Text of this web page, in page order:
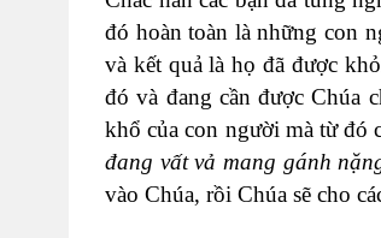
đó hoàn toàn là những con
và kết quả là họ đã được
đó và đang cần được Chúa
khổ của con người mà từ đó
đang vất vả mang gánh
vào Chúa, rồi Chúa sẽ cho